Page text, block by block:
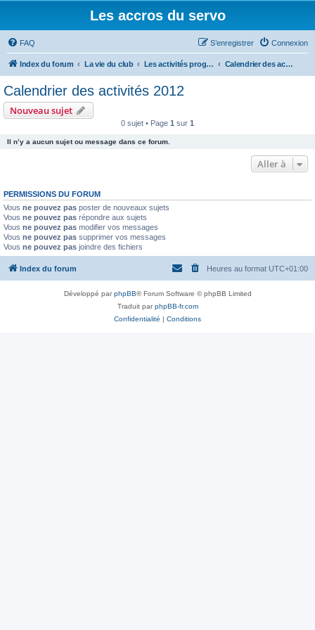
Les accros du servo
FAQ Connexion
S’enregistrer
Index du forum La vie du club Les activités programmées Calendrier des activités 2012
Calendrier des activités 2012
Nouveau sujet
0 sujet • Page 1 sur 1
Il n’y a aucun sujet ou message dans ce forum.
Aller à
PERMISSIONS DU FORUM
Vous ne pouvez pas poster de nouveaux sujets
Vous ne pouvez pas répondre aux sujets
Vous ne pouvez pas modifier vos messages
Vous ne pouvez pas supprimer vos messages
Vous ne pouvez pas joindre des fichiers
Index du forum Heures au format UTC+01:00
Développé parphpBB® Forum Software © phpBB Limited
Traduit parphpBB-fr.com
Confidentialité | Conditions